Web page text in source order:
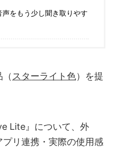
をもう少し聞き取りやす
スターライト色）を提
Lite』について、外
リ連携・実際の使用感